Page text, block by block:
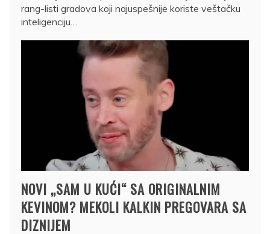
rang-listi gradova koji najuspešnije koriste veštačku
inteligenciju…
NOVI „SAM U KUĆI“ SA ORIGINALNIM
KEVINOM? MEKOLI KALKIN PREGOVARA SA
DIZNIJEM